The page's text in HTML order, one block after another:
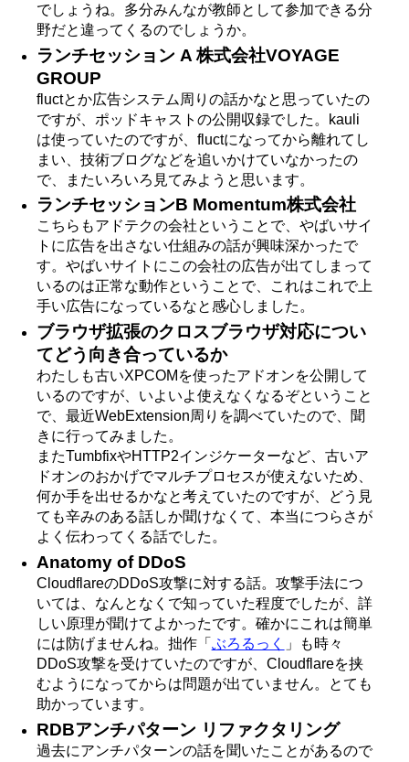
でしょうね。多分みんなが教師として参加できる分
野だと違ってくるのでしょうか。
ランチセッション A 株式会社VOYAGE
GROUP
fluctとか広告システム周りの話かなと思っていたの
ですが、ポッドキャストの公開収録でした。kauli
は使っていたのですが、fluctになってから離れてし
まい、技術ブログなどを追いかけていなかったの
で、またいろいろ見てみようと思います。
ランチセッションB Momentum株式会社
こちらもアドテクの会社ということで、やばいサイ
トに広告を出さない仕組みの話が興味深かったで
す。やばいサイトにこの会社の広告が出てしまって
いるのは正常な動作ということで、これはこれで上
手い広告になっているなと感心しました。
ブラウザ拡張のクロスブラウザ対応につい
てどう向き合っているか
わたしも古いXPCOMを使ったアドオンを公開して
いるのですが、いよいよ使えなくなるぞということ
で、最近WebExtension周りを調べていたので、聞
きに行ってみました。
またTumbfixやHTTP2インジケーターなど、古いア
ドオンのおかげでマルチプロセスが使えないため、
何か手を出せるかなと考えていたのですが、どう見
ても辛みのある話しか聞けなくて、本当につらさが
よく伝わってくる話でした。
Anatomy of DDoS
CloudflareのDDoS攻撃に対する話。攻撃手法につ
いては、なんとなくで知っていた程度でしたが、詳
しい原理が聞けてよかったです。確かにこれは簡単
には防げませんね。拙作「 ぶろるっく
」も時々
DDoS攻撃を受けていたのですが、Cloudflareを挟
むようになってからは問題が出ていません。とても
助かっています。
RDBアンチパターン リファクタリング
過去にアンチパターンの話を聞いたことがあるので